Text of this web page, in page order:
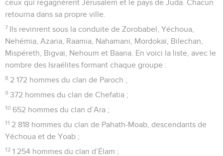
ceux qui regagnèrent Jérusalem et le pays de Juda. Chacun
retourna dans sa propre ville.
7 Ils revinrent sous la conduite de Zorobabel, Yéchoua,
Nehémia, Azaria, Raamia, Nahamani, Mordokaï, Bilechan,
Mispéreth, Bigvaï, Nehoum et Baana. En voici la liste, avec le
nombre des Israélites formant chaque groupe :
8 2 172 hommes du clan de Paroch ;
9 372 hommes du clan de Chefatia ;
10 652 hommes du clan d’Ara ;
11 2 818 hommes du clan de Pahath-Moab, descendants de
Yéchoua et de Yoab ;
12 1 254 hommes du clan d’Élam ;